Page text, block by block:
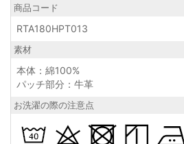
商品コード
RTA180HPT013
素材
本体：綿100%
パッチ部分：牛革
お洗濯の際の注意点